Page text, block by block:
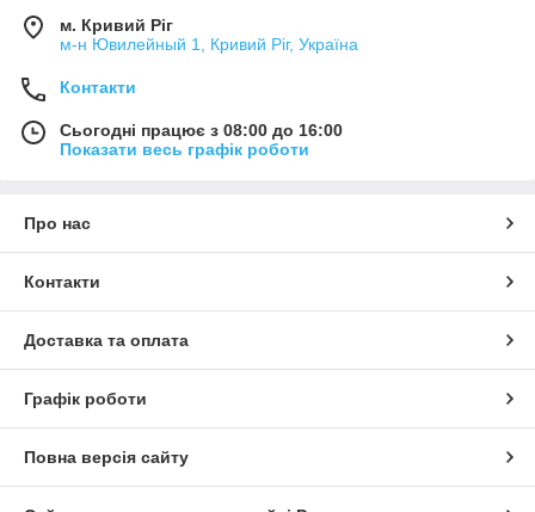
м. Кривий Ріг
м-н Ювилейный 1, Кривий Ріг, Україна
Контакти
Сьогодні працює з 08:00 до 16:00
Показати весь графік роботи
Про нас
Контакти
Доставка та оплата
Графік роботи
Повна версія сайту